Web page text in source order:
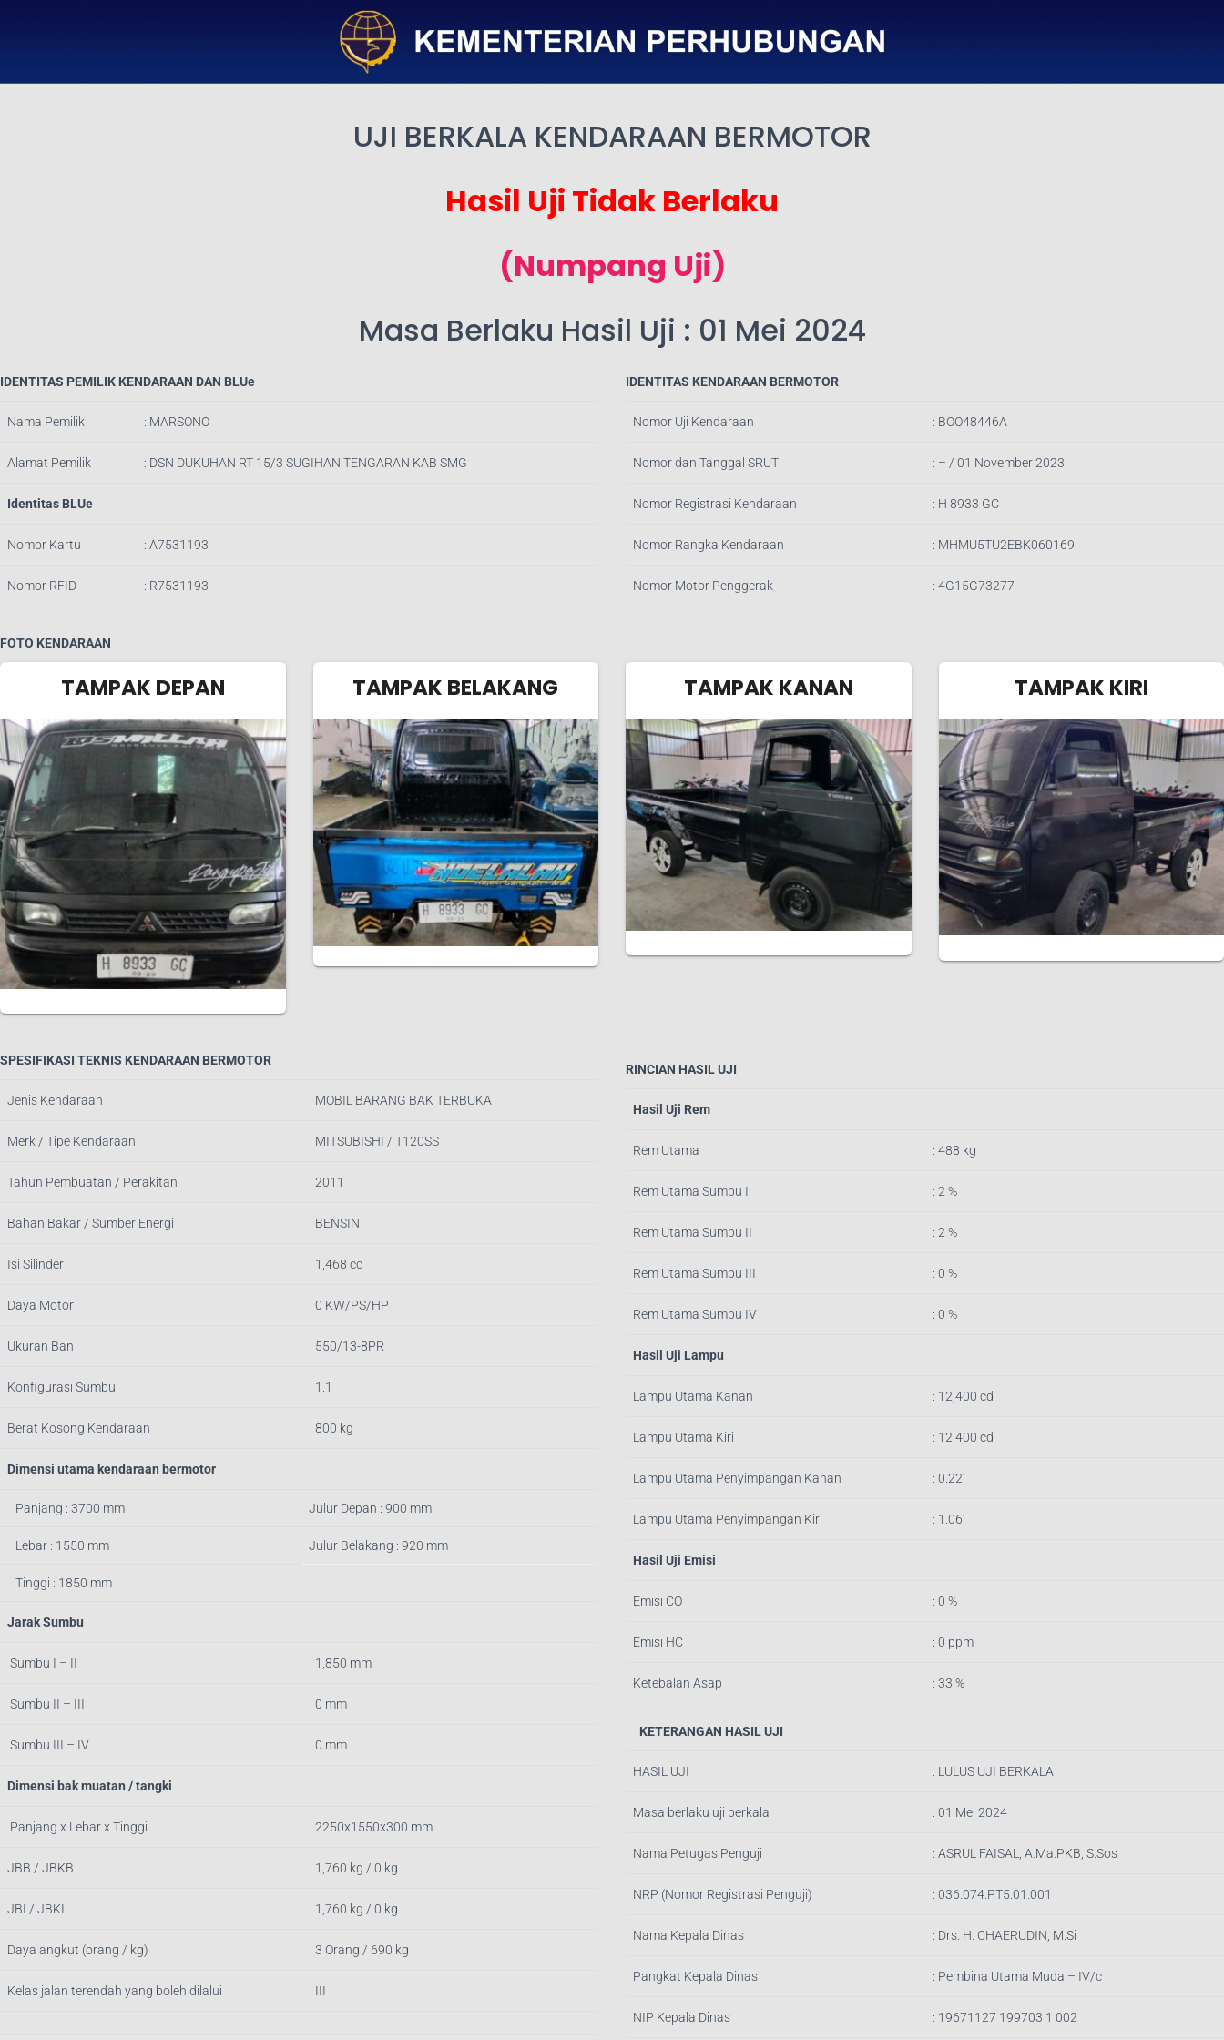
UJI BERKALA KENDARAAN BERMOTOR
Hasil Uji Tidak Berlaku
(Numpang Uji)
Masa Berlaku Hasil Uji : 01 Mei 2024
IDENTITAS PEMILIK KENDARAAN DAN BLUe
Nama Pemilik : MARSONO
Alamat Pemilik : DSN DUKUHAN RT 15/3 SUGIHAN TENGARAN KAB SMG
Identitas BLUe
Nomor Kartu : A7531193
Nomor RFID : R7531193
IDENTITAS KENDARAAN BERMOTOR
Nomor Uji Kendaraan : BOO48446A
Nomor dan Tanggal SRUT : – / 01 November 2023
Nomor Registrasi Kendaraan : H 8933 GC
Nomor Rangka Kendaraan : MHMU5TU2EBK060169
Nomor Motor Penggerak : 4G15G73277
FOTO KENDARAAN
TAMPAK DEPAN TAMPAK BELAKANG TAMPAK KANAN TAMPAK KIRI
SPESIFIKASI TEKNIS KENDARAAN BERMOTOR
Jenis Kendaraan : MOBIL BARANG BAK TERBUKA
Merk / Tipe Kendaraan : MITSUBISHI / T120SS
Tahun Pembuatan / Perakitan : 2011
Bahan Bakar / Sumber Energi : BENSIN
Isi Silinder : 1,468 cc
Daya Motor : 0 KW/PS/HP
Ukuran Ban : 550/13-8PR
Konfigurasi Sumbu : 1.1
Berat Kosong Kendaraan : 800 kg
Dimensi utama kendaraan bermotor
Panjang : 3700 mm Julur Depan : 900 mm
Lebar : 1550 mm Julur Belakang : 920 mm
Tinggi : 1850 mm
Jarak Sumbu
Sumbu I – II : 1,850 mm
Sumbu II – III : 0 mm
Sumbu III – IV : 0 mm
Dimensi bak muatan / tangki
Panjang x Lebar x Tinggi : 2250x1550x300 mm
JBB / JBKB : 1,760 kg / 0 kg
JBI / JBKI : 1,760 kg / 0 kg
Daya angkut (orang / kg) : 3 Orang / 690 kg
Kelas jalan terendah yang boleh dilalui : III
RINCIAN HASIL UJI
Hasil Uji Rem
Rem Utama : 488 kg
Rem Utama Sumbu I : 2 %
Rem Utama Sumbu II : 2 %
Rem Utama Sumbu III : 0 %
Rem Utama Sumbu IV : 0 %
Hasil Uji Lampu
Lampu Utama Kanan : 12,400 cd
Lampu Utama Kiri : 12,400 cd
Lampu Utama Penyimpangan Kanan : 0.22′
Lampu Utama Penyimpangan Kiri : 1.06′
Hasil Uji Emisi
Emisi CO : 0 %
Emisi HC : 0 ppm
Ketebalan Asap : 33 %
KETERANGAN HASIL UJI
HASIL UJI : LULUS UJI BERKALA
Masa berlaku uji berkala : 01 Mei 2024
Nama Petugas Penguji : ASRUL FAISAL, A.Ma.PKB, S.Sos
NRP (Nomor Registrasi Penguji) : 036.074.PT5.01.001
Nama Kepala Dinas : Drs. H. CHAERUDIN, M.Si
Pangkat Kepala Dinas : Pembina Utama Muda – IV/c
NIP Kepala Dinas : 19671127 199703 1 002